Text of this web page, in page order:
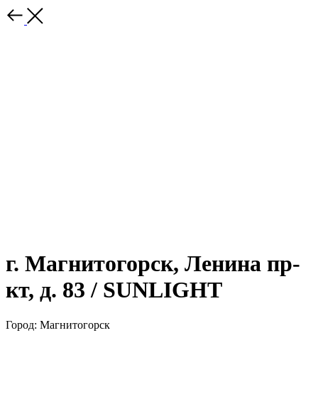
г. Магнитогорск, Ленина пр-
кт, д. 83 / SUNLIGHT
Город: Магнитогорск